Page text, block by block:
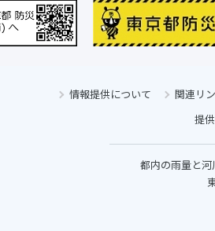
情報提供について
関連リ
提供
都内の雨量と